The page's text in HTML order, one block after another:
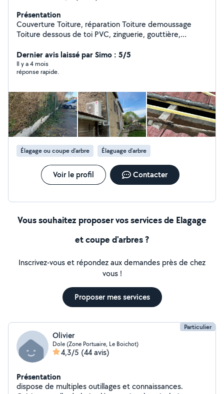
Présentation
Couverture Toiture, réparation Toiture demoussage
Toiture dessous de toi PVC, zinguerie, gouttière,
d'intérieur, travaux d'espaces verts autres, travaux sur
demande
Dernier avis laissé par Simo : 5/5
Il y a 4 mois
réponse rapide.
Élagage ou coupe d'arbre Élaguage d'arbre
Voir le profil Contacter
Vous souhaitez proposer vos services de Elagage
et coupe d'arbres ?
Inscrivez-vous et répondez aux demandes près de chez
vous !
Proposer mes services
Particulier
Olivier
Dole (Zone Portuaire, Le Boichot)
4,3/5 (44 avis)
Présentation
dispose de multiples outillages et connaissances.